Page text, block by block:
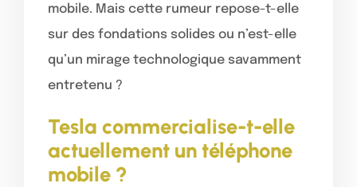
mobile. Mais cette rumeur repose-t-elle
sur des fondations solides ou n’est-elle
qu’un mirage technologique savamment
entretenu ?
Tesla commercialise-t-elle
actuellement un téléphone
mobile ?